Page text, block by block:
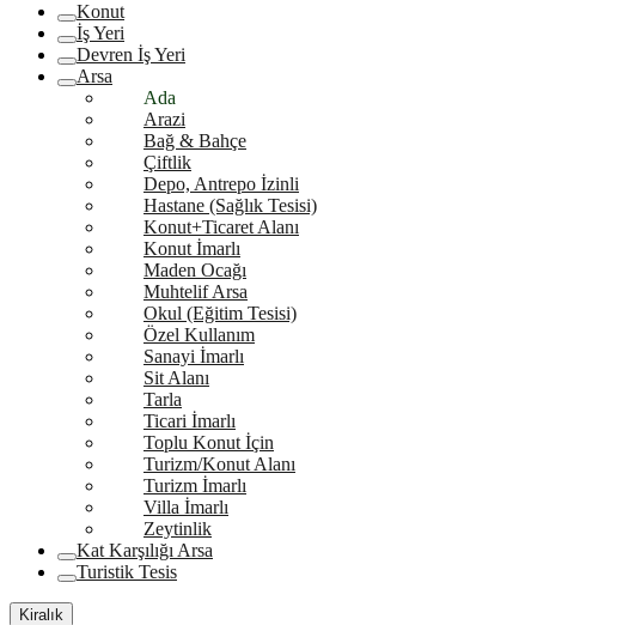
Konut
İş Yeri
Devren İş Yeri
Arsa
Ada
Arazi
Bağ & Bahçe
Çiftlik
Depo, Antrepo İzinli
Hastane (Sağlık Tesisi)
Konut+Ticaret Alanı
Konut İmarlı
Maden Ocağı
Muhtelif Arsa
Okul (Eğitim Tesisi)
Özel Kullanım
Sanayi İmarlı
Sit Alanı
Tarla
Ticari İmarlı
Toplu Konut İçin
Turizm/Konut Alanı
Turizm İmarlı
Villa İmarlı
Zeytinlik
Kat Karşılığı Arsa
Turistik Tesis
Kiralık